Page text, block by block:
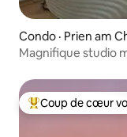
Condo · Prien am
Magnifique studio
Coup de cœur
Coup de cœur